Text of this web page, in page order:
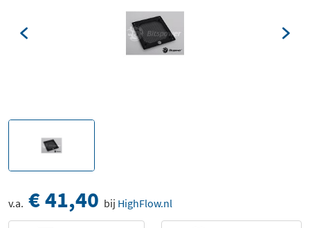
v.a. € 41,40 bij HighFlow.nl